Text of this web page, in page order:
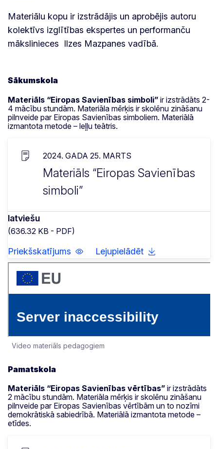
Materiālu kopu ir izstrādājis un aprobējis autoru
kolektīvs izglītības ekspertes un performanču
mākslinieces Ilzes Mazpanes vadībā.
Sākumskola
Materiāls “Eiropas Savienības simboli” ir izstrādāts 2-
4 mācību stundām. Materiāla mērķis ir skolēnu zināšanu
pilnveide par Eiropas Savienības simboliem. Materiālā
izmantota metode – leļļu teātris.
2024. GADA 25. MARTS
Materiāls “Eiropas Savienības
simboli”
latviešu
(636.32 KB - PDF)
Priekšskatījums Lejupielādēt
Video materiāls pedagogiem
Pamatskola
Materiāls “Eiropas Savienības vērtības” ir izstrādāts
2 mācību stundām. Materiāla mērķis ir skolēnu zināšanu
pilnveide par Eiropas Savienības vērtībām un to nozīmi
demokrātiskā sabiedrībā. Materiālā izmantota metode –
etīdes.